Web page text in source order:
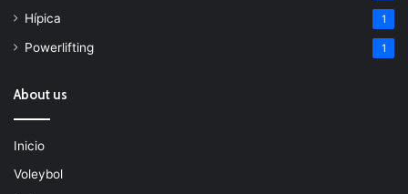
Hípica 1
Powerlifting 1
About us
Inicio
Voleybol